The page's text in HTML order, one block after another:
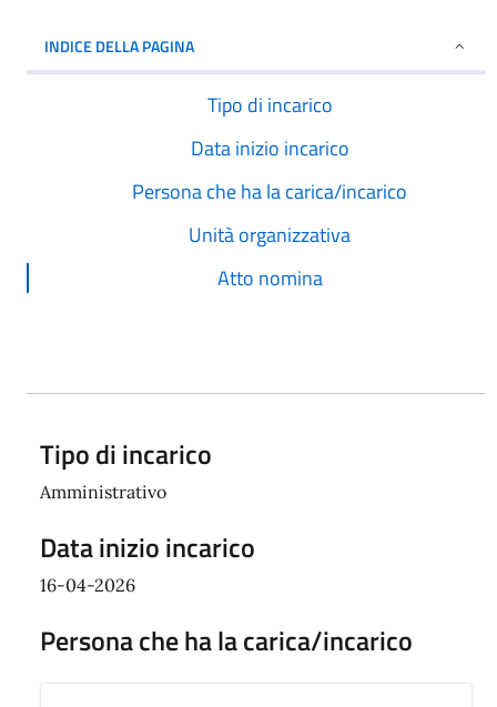
INDICE DELLA PAGINA
Tipo di incarico
Data inizio incarico
Persona che ha la carica/incarico
Unità organizzativa
Atto nomina
Tipo di incarico
Amministrativo
Data inizio incarico
16-04-2026
Persona che ha la carica/incarico